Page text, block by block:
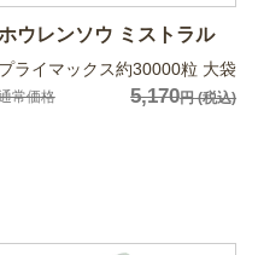
ウレンソウ ミストラル
プライマックス約30000粒 大袋
常価格 5,170円(税込)